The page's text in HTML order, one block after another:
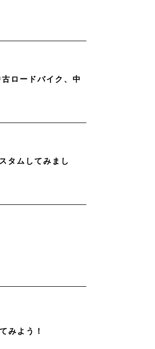
ロードバイク、中
タムしてみまし
みよう！